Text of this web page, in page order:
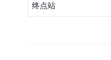
终点站